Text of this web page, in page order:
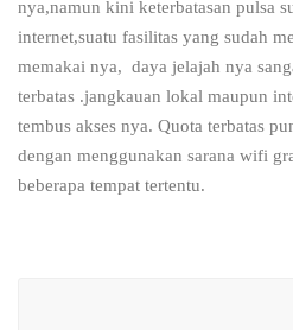
nya,namun kini keterbatasan pulsa
internet,suatu fasilitas yang sudah
memakai nya, daya jelajah nya
terbatas .jangkauan lokal maupun
tembus akses nya. Quota terbatas
dengan menggunakan sarana wifi
beberapa tempat tertentu.